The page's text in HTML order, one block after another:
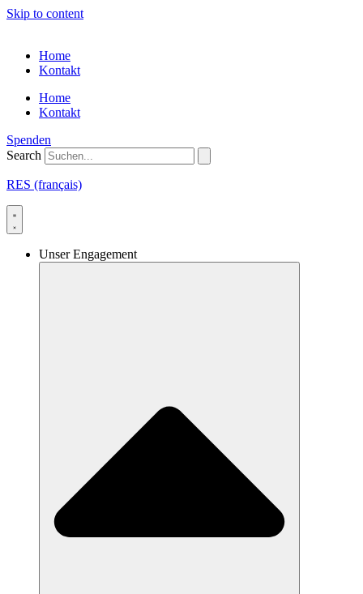
Skip to content
Home
Kontakt
Home
Kontakt
Spenden
Search
RES (français)
Unser Engagement